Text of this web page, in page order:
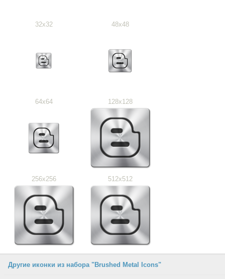
32x32 48x48
64x64 128x128
256x256 512x512
Другие иконки из набора "Brushed Metal Icons"